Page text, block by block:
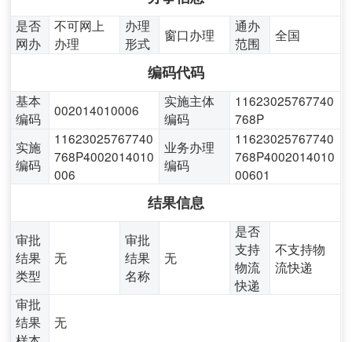
是否
网办
不可网上
办理
办理
形式
窗口办理
通办
范围
全国
编码代码
基本
编码
002014010006
实施主体
编码
11623025767740
768P
实施
编码
11623025767740
768P4002014010
006
业务办理
编码
11623025767740
768P4002014010
00601
结果信息
审批
结果
类型
无
审批
结果
名称
无
是否
支持
物流
快递
不支持物
流快递
审批
结果
无